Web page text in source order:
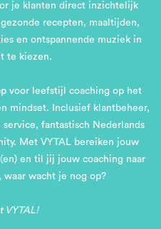
je klanten direct inzichtelijk
recepten, maaltijden,
en ontspannende muziek in
te kiezen.
voor leefstijl coaching op het
mindset. Inclusief klantbeheer,
fantastisch Nederlands
Met VYTAL bereiken jouw
en til jij jouw coaching naar
waar wacht je nog op?
VYTAL!